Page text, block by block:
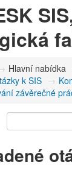
Hlavní nabídka
k SIS →
závěrečné